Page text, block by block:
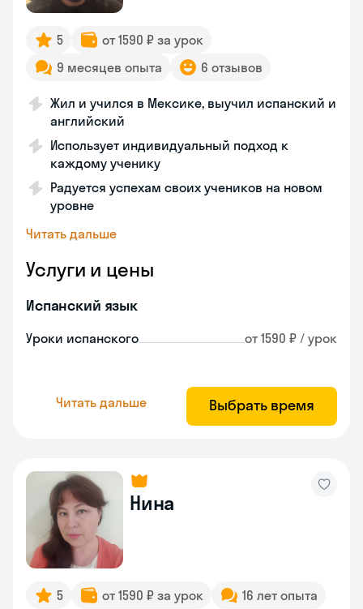
5
от 1590 ₽ за урок
9 месяцев опыта
6 отзывов
Жил и учился в Мексике, выучил испанский и
английский
Использует индивидуальный подход к
каждому ученику
Радуется успехам своих учеников на новом
уровне
Читать дальше
Услуги и цены
Испанский язык
Уроки испанского от 1590 ₽ / урок
Читать дальше Выбрать время
Нина
5 от 1590 ₽ за урок 16 лет опыта